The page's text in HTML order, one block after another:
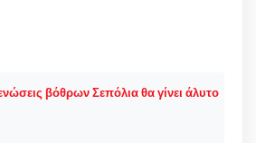
βόθρων Σεπόλια θα γίνει άλυτο